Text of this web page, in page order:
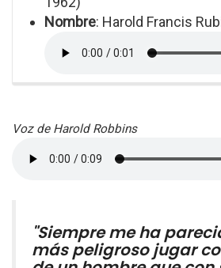
Nombre: Harold Francis
Voz de Harold Robbins
"Siempre me ha
más peligroso jugar